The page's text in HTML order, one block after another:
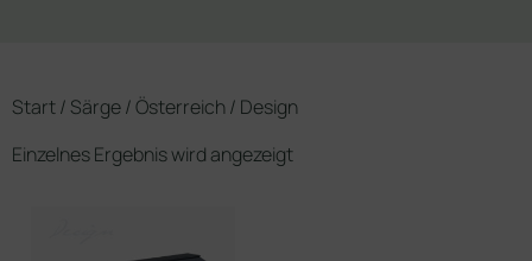
Start/ Särge/Österreich/ Design
Einzelnes Ergebnis wird angezeigt